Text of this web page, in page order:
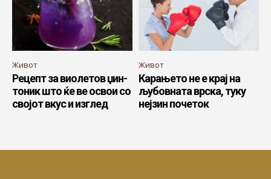
Живот
Рецепт за виолетов џин-
тоник што ќе ве освои со
својот вкус и изглед
Живот
Карањето не е крај на
љубовната врска, туку
нејзин почеток